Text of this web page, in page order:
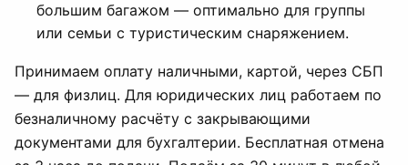
большим багажом — оптимально для группы
или семьи с туристическим снаряжением.
Принимаем оплату наличными, картой, через СБП
— для физлиц. Для юридических лиц работаем по
безналичному расчёту с закрывающими
документами для бухгалтерии. Бесплатная отмена